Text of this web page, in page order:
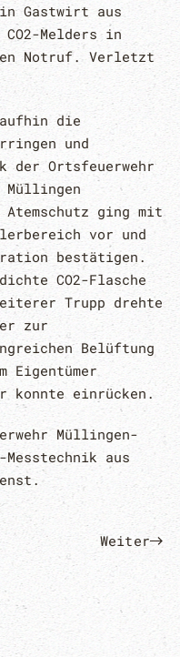
Gastwirt aus
Melders in
Notruf. Verletzt
die
und
der Ortsfeuerwehr
ging mit
vor und
bestätigen.
CO2-Flasche
Trupp drehte
zur
Belüftung
Eigentümer
konnte einrücken.
Müllingen-
aus
Weiter